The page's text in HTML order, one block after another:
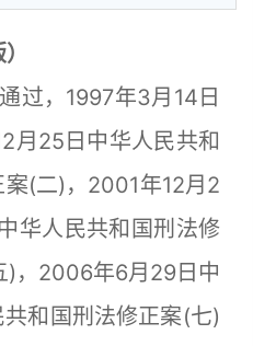
过，1997年3月14日
月25日中华人民共和
(二)，2001年12月2
华人民共和国刑法修
)，2006年6月29日中
和国刑法修正案(七)